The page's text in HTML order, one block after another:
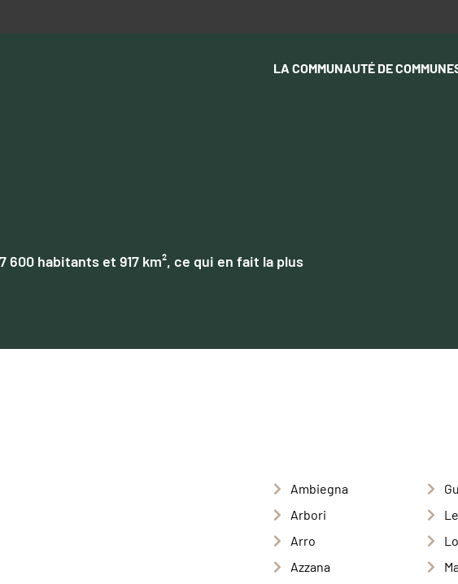
LA COMMUNAUTÉ DE
600 habitants et 917 km², ce qui en fait la plus
Ambiegna
Arbori
Arro
Azzana